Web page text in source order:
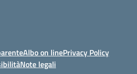
Albo on linePrivacy Policy
Note legali